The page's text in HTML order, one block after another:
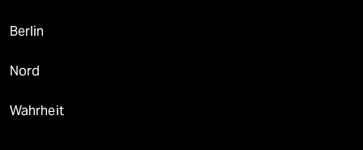
Berlin
Nord
Wahrheit